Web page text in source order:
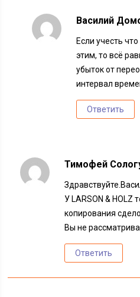
Василий
Если учесть
этим, то всё
убыток от
интервал
Ответить
Тимофей
У LARSON & HOLZ
копирования
Вы не
Ответить